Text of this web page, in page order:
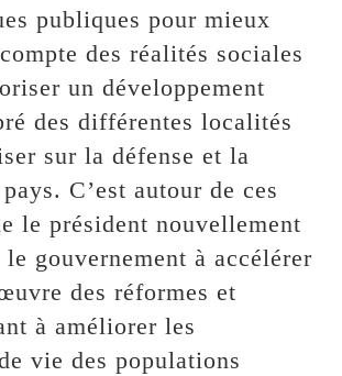
publiques pour mieux
des réalités sociales
un développement
des différentes localités
sur la défense et la
C’est autour de ces
le président nouvellement
gouvernement à accélérer
des réformes et
à améliorer les
vie des populations